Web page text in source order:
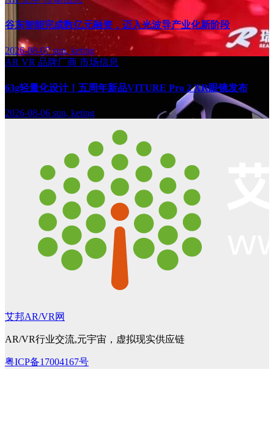
谷东智能完成数亿元融资，迈入光波导产业化新阶段
2026-08-07sun, keting
AR VR 品牌厂商 市场信息
63g轻量化设计！五周年新品VITURE Pro 2 XR眼镜发布
2026-08-06 sun, keting
艾邦AR/VR网
AR/VR行业交流,元宇宙，虚拟现实供应链
粤ICP备17004167号